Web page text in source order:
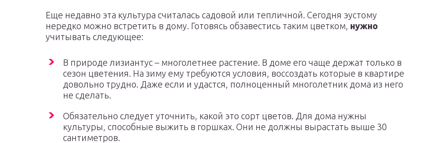
Еще недавно эта культура считалась садовой или тепличной. Сегодня эустому
нередко можно встретить в дому. Готовясь обзавестись таким цветком, нужно
учитывать следующее:
В природе лизиантус – многолетнее растение. В доме его чаще держат только в
сезон цветения. На зиму ему требуются условия, воссоздать которые в квартире
довольно трудно. Даже если и удастся, полноценный многолетник дома из него
не сделать.
Обязательно следует уточнить, какой это сорт цветов. Для дома нужны
культуры, способные выжить в горшках. Они не должны вырастать выше 30
сантиметров.